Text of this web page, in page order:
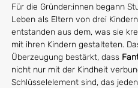
Für die Gründer:innen begann
Leben als Eltern von drei
entstanden aus dem, was sie
mit ihren Kindern gestalteten.
Überzeugung bestärkt, dass
nicht nur mit der Kindheit
Schlüsselelement sind, das